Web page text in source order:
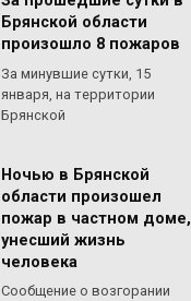
Брянской области
произошло 8 пожаров
За минувшие сутки, 15
января, на территории
Брянской
Ночью в Брянской
области произошел
пожар в частном доме,
унесший жизнь
человека
Сообщение о возгорании